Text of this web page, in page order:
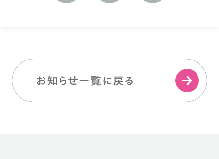
お知らせ一覧に戻る